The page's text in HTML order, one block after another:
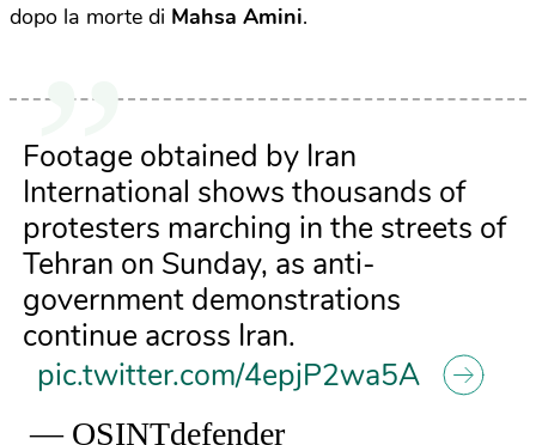
dopo la morte di Mahsa Amini.
Footage obtained by Iran
International shows thousands of
protesters marching in the streets of
Tehran on Sunday, as anti-
government demonstrations
continue across Iran.
pic.twitter.com/4epjP2wa5A
— OSINTdefender